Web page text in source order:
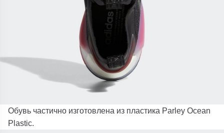
Обувь частично изготовлена ​​из пластика Parley Ocean
Plastic.